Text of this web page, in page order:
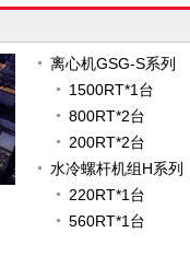
离心机GSG-S系列
1500RT*1台
800RT*2台
200RT*2台
水冷螺杆机组H系列
220RT*1台
560RT*1台